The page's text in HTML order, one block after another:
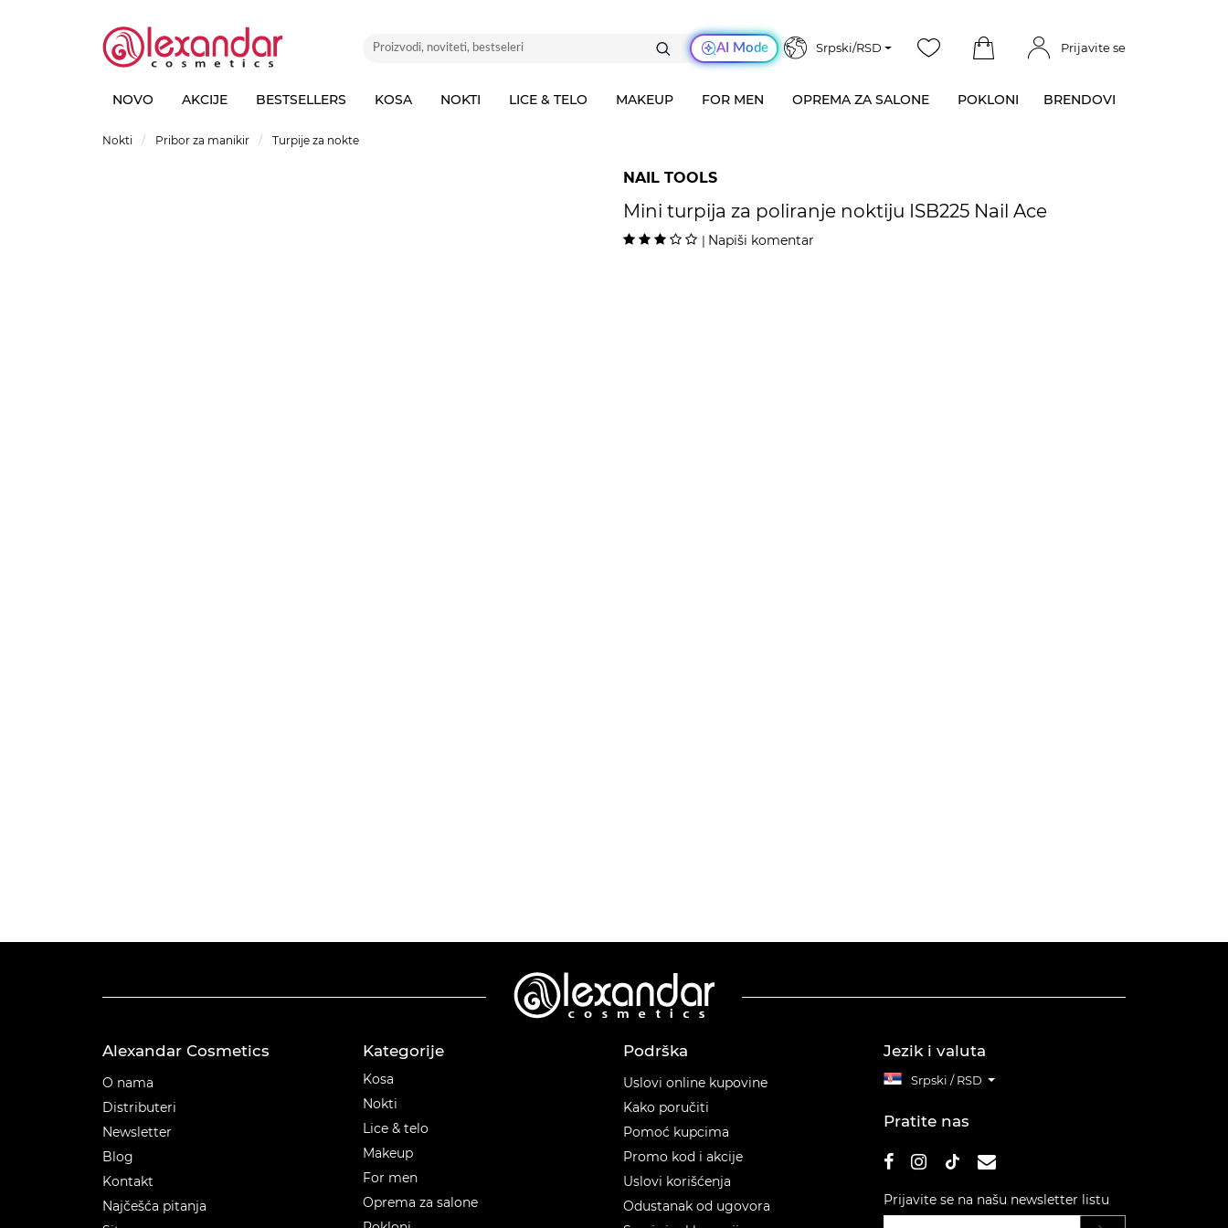
AI Mode Srpski/RSD Prijavite se
NOVO AKCIJE BESTSELLERS KOSA NOKTI LICE & TELO MAKEUP FOR MEN OPREMA ZA SALONE POKLONI BRENDOVI
Nokti Pribor za manikir Turpije za nokte
NAIL TOOLS
Mini turpija za poliranje noktiju ISB225 Nail Ace
| Napiši komentar
Alexandar Cosmetics
O nama
Distributeri
Newsletter
Blog
Kontakt
Najčešća pitanja
Kategorije
Kosa
Nokti
Lice & telo
Makeup
For men
Oprema za salone
Podrška
Uslovi online kupovine
Kako poručiti
Pomoć kupcima
Promo kod i akcije
Uslovi korišćenja
Odustanak od ugovora
Jezik i valuta
Srpski / RSD
Pratite nas
Prijavite se na našu newsletter listu